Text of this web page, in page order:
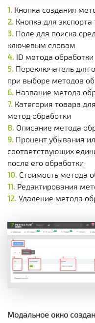
Кнопка создания
Кнопка для
Поле для поиска
ключевым словам
ID метода обработки
Переключатель для
при выборе методов
Название метода
Категория товара
метод обработки
Описание метода
Процент убывания
соответствующих
после его обработки
Стоимость метода
Редактирования
Удаление метода
Модальное окно